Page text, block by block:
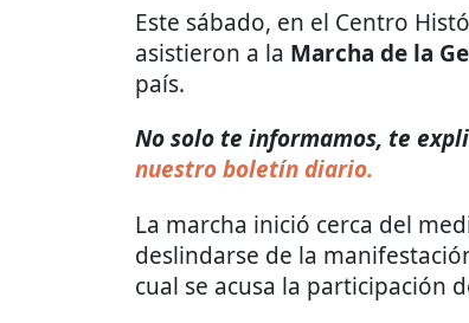
Este sábado, en el Centro
asistieron a la Marcha de la
país.
No solo te informamos, te
nuestro boletín diario.
La marcha inició cerca del
deslindarse de la
cual se acusa la participación